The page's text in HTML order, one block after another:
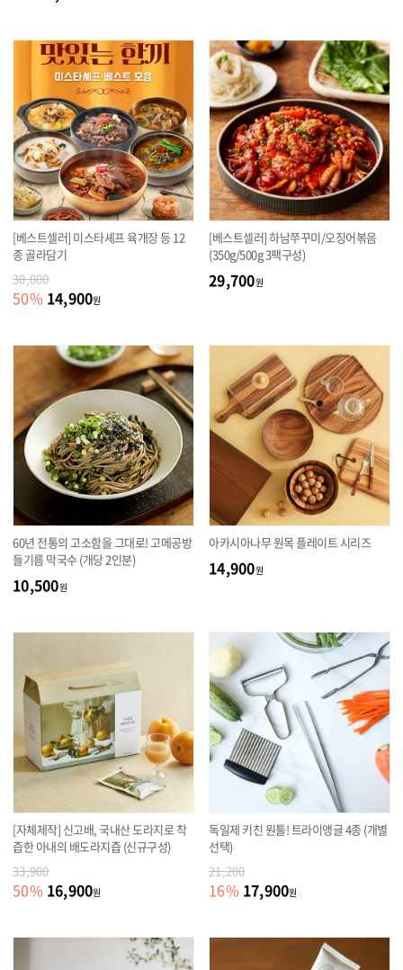
[베스트셀러] 미스타셰프 육개장 등 12
종 골라담기
30,000
50% 14,900원
[베스트셀러] 하남쭈꾸미/오징어볶음
(350g/500g 3팩구성)
29,700원
60년 전통의 고소함을 그대로! 고메공방
들기름 막국수 (개당 2인분)
10,500원
아카시아나무 원목 플레이트 시리즈
14,900원
[자체제작] 신고배, 국내산 도라지로 착
즙한 아내의 배도라지즙 (신규구성)
33,900
50% 16,900원
독일제 키친 원툴! 트라이앵글 4종 (개별
선택)
21,200
16% 17,900원